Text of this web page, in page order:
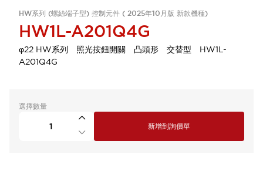
HW系列 (螺絲端子型) 控制元件 ( 2025年10月版 新款機種)
HW1L-A201Q4G
φ22 HW系列 照光按鈕開關 凸頭形 交替型 HW1L-
A201Q4G
選擇數量
新增到詢價單